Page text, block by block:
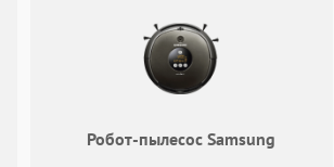
Робот-пылесос Samsung